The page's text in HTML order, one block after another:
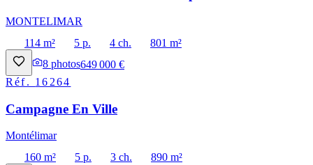
MONTELIMAR
114 m²
5 p. 4 ch.
801 m²
8 photos649 000 €
Réf. 16264
Campagne En Ville
Montélimar
160 m²
5 p. 3 ch.
890 m²